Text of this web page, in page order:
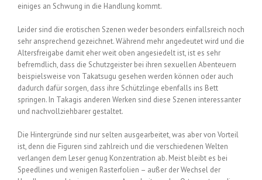
einiges an Schwung in die Handlung kommt.
Leider sind die erotischen Szenen weder besonders einfallsreich noch
sehr ansprechend gezeichnet. Während mehr angedeutet wird und die
Altersfreigabe damit eher weit oben angesiedelt ist, ist es sehr
befremdlich, dass die Schutzgeister bei ihren sexuellen Abenteuern
beispielsweise von Takatsugu gesehen werden können oder auch
dadurch dafür sorgen, dass ihre Schützlinge ebenfalls ins Bett
springen. In Takagis anderen Werken sind diese Szenen interessanter
und nachvollziehbarer gestaltet.
Die Hintergründe sind nur selten ausgearbeitet, was aber von Vorteil
ist, denn die Figuren sind zahlreich und die verschiedenen Welten
verlangen dem Leser genug Konzentration ab. Meist bleibt es bei
Speedlines und wenigen Rasterfolien – außer der Wechsel der